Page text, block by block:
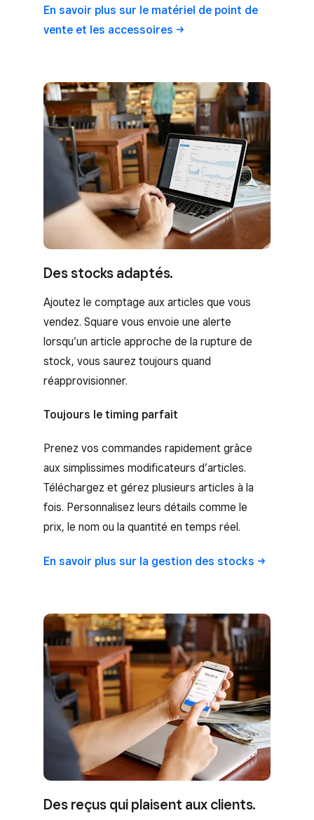
En savoir plus sur le matériel de point de
vente et les accessoires
Des stocks adaptés.
Ajoutez le comptage aux articles que vous
vendez. Square vous envoie une alerte
lorsqu’un article approche de la rupture de
stock, vous saurez toujours quand
réapprovisionner.
Toujours le timing parfait
Prenez vos commandes rapidement grâce
aux simplissimes modificateurs d’articles.
Téléchargez et gérez plusieurs articles à la
fois. Personnalisez leurs détails comme le
prix, le nom ou la quantité en temps réel.
En savoir plus sur la gestion des stocks
Des reçus qui plaisent aux clients.